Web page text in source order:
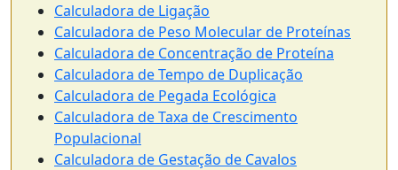
Calculadora de Ligação
Calculadora de Peso Molecular de Proteínas
Calculadora de Concentração de Proteína
Calculadora de Tempo de Duplicação
Calculadora de Pegada Ecológica
Calculadora de Taxa de Crescimento
Populacional
Calculadora de Gestação de Cavalos